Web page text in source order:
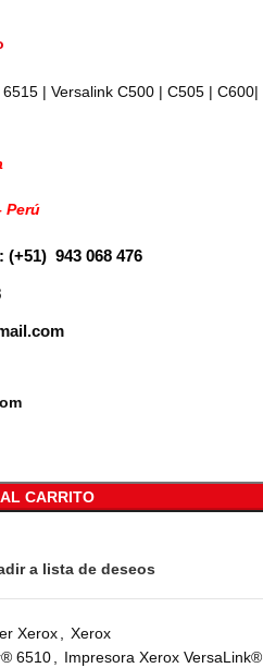
| Versalink C500 | C505 | C600|
Perú
(+51) 943 068 476
CARRITO
a lista de deseos
Xerox, Xerox
6510, Impresora Xerox VersaLink®